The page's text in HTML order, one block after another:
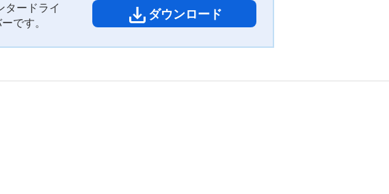
ダウンロード
ードライ
です。